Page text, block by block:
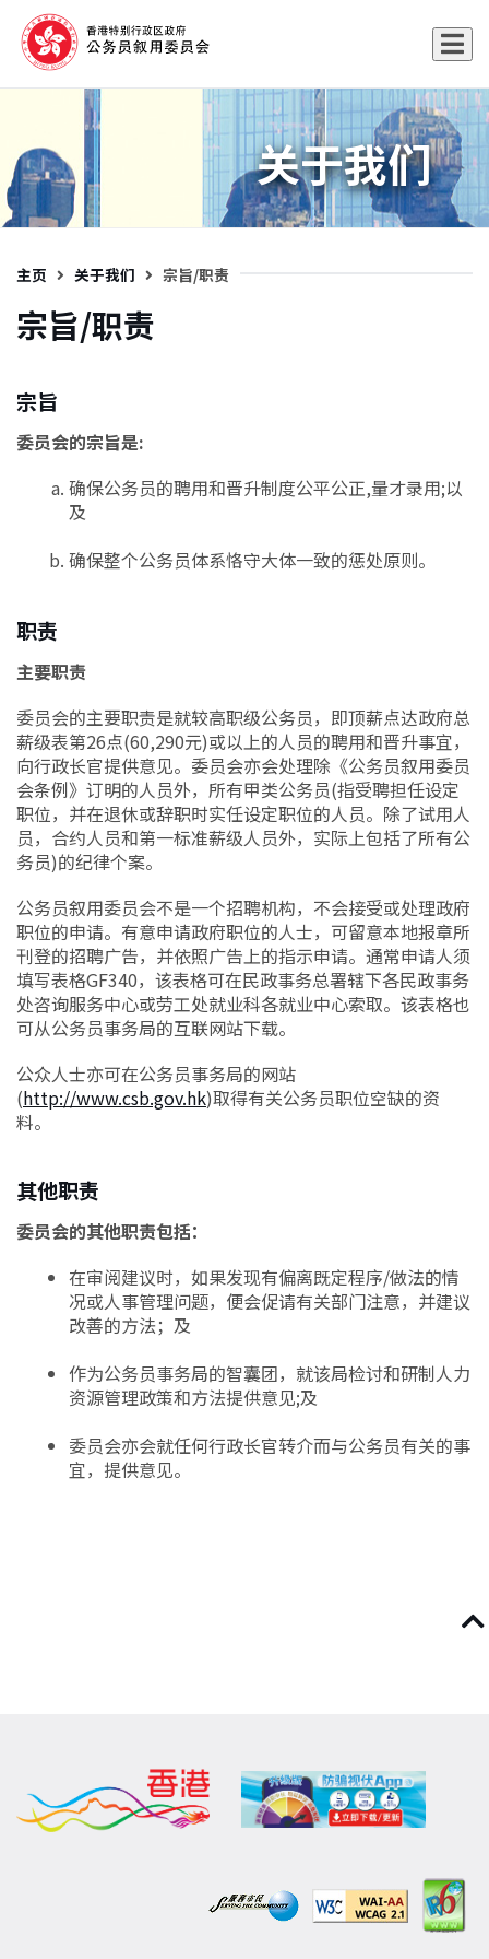
关于我们
主页 关于我们 宗旨/职责
宗旨/职责
宗旨
委员会的宗旨是:
确保公务员的聘用和晋升制度公平公正,量才录用;以
及
确保整个公务员体系恪守大体一致的惩处原则。
职责
主要职责
委员会的主要职责是就较高职级公务员，即顶薪点达政府总
薪级表第26点(60,290元)或以上的人员的聘用和晋升事宜，
向行政长官提供意见。委员会亦会处理除《公务员叙用委员
会条例》订明的人员外，所有甲类公务员(指受聘担任设定
职位，并在退休或辞职时实任设定职位的人员。除了试用人
员，合约人员和第一标准薪级人员外，实际上包括了所有公
务员)的纪律个案。
公务员叙用委员会不是一个招聘机构，不会接受或处理政府
职位的申请。有意申请政府职位的人士，可留意本地报章所
刊登的招聘广告，并依照广告上的指示申请。通常申请人须
填写表格GF340，该表格可在民政事务总署辖下各民政事务
处咨询服务中心或劳工处就业科各就业中心索取。该表格也
可从公务员事务局的互联网站下载。
公众人士亦可在公务员事务局的网站
(http://www.csb.gov.hk)取得有关公务员职位空缺的资
料。
其他职责
委员会的其他职责包括：
在审阅建议时，如果发现有偏离既定程序/做法的情
况或人事管理问题，便会促请有关部门注意，并建议
改善的方法；及
作为公务员事务局的智囊团，就该局检讨和研制人力
资源管理政策和方法提供意见;及
委员会亦会就任何行政长官转介而与公务员有关的事
宜，提供意见。